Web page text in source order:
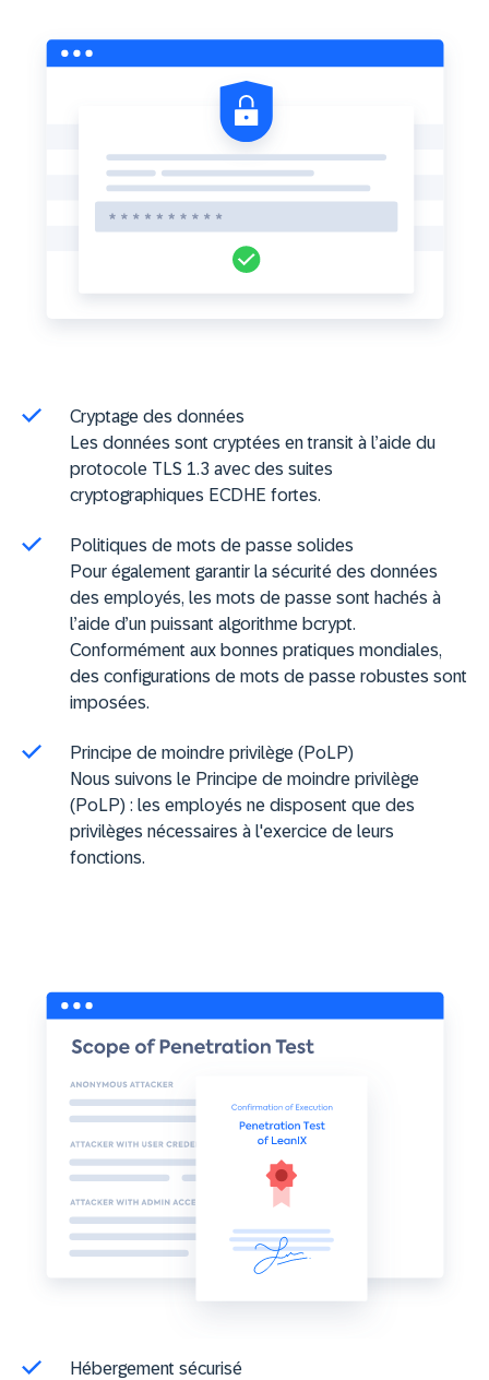
Cryptage des données
Les données sont cryptées en transit à l’aide du
protocole TLS 1.3 avec des suites
cryptographiques ECDHE fortes.
Politiques de mots de passe solides
Pour également garantir la sécurité des données
des employés, les mots de passe sont hachés à
l’aide d’un puissant algorithme bcrypt.
Conformément aux bonnes pratiques mondiales,
des configurations de mots de passe robustes sont
imposées.
Principe de moindre privilège (PoLP)
Nous suivons le Principe de moindre privilège
(PoLP) : les employés ne disposent que des
privilèges nécessaires à l'exercice de leurs
fonctions.
Hébergement sécurisé